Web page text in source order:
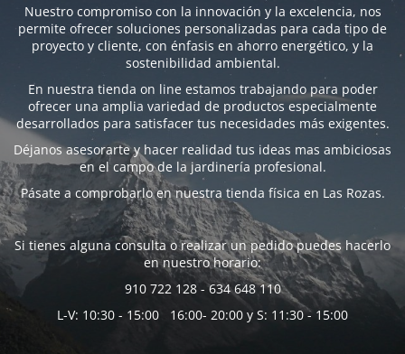
Nuestro compromiso con la innovación y la excelencia, nos
permite ofrecer soluciones personalizadas para cada tipo de
proyecto y cliente, con énfasis en ahorro energético, y la
sostenibilidad ambiental.
En nuestra tienda on line estamos trabajando para poder
ofrecer una amplia variedad de productos especialmente
desarrollados para satisfacer tus necesidades más exigentes.
Déjanos asesorarte y hacer realidad tus ideas mas ambiciosas
en el campo de la jardinería profesional.
Pásate a comprobarlo en nuestra tienda física en Las Rozas.
Si tienes alguna consulta o realizar un pedido puedes hacerlo
en nuestro horario:
910 722 128 - 634 648 110
L-V: 10:30 - 15:00 16:00- 20:00 y S: 11:30 - 15:00